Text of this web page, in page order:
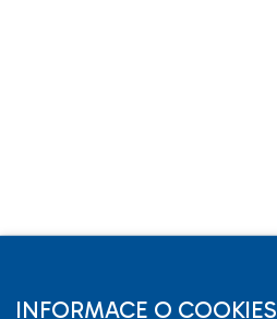
INFORMACE O COOKIES